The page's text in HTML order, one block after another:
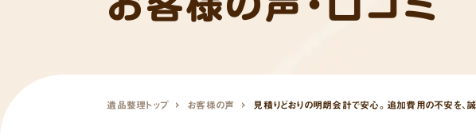
遺品整理トップ お客様の声 見積りどおりの明朗会計で安心。追加費用の不安を、誠